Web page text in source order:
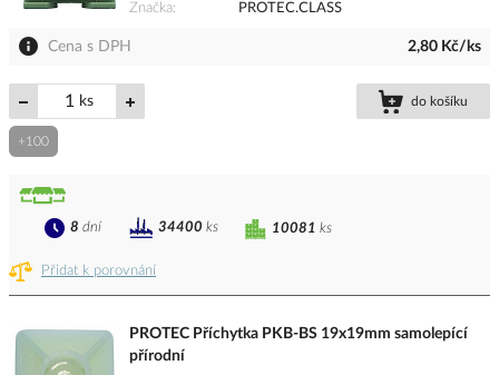
Značka
PROTEC.CLASS
Cena s DPH 2,80 Kč/ks
ks do košíku
+100
Přidat k porovnání
10081 ks
8 dní 34400 ks
PROTEC Příchytka PKB-BS 19x19mm samolepící
přírodní